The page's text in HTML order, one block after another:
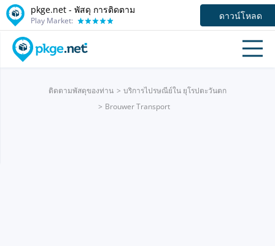
pkge.net - พัสดุ การติดตาม
Play Market: ดาวน์โหลด
ติดตามพัสดุของท่าน
บริการไปรษณีย์ใน ยุโรปตะวันตก
Brouwer Transport